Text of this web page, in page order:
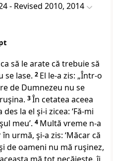
- Revised 2010, 2014
să le arate că trebuie să
se lase. 2 El le-a zis: „Într-o
de Dumnezeu nu se
3În cetatea aceea
la el şi-i zicea: ‘Fă-mi
meu’. 4 Multă vreme n-a
urmă, şi-a zis: ‘Măcar că
de oameni nu mă ruşinez,